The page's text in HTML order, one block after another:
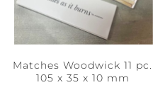
Matches Woodwick 11 pc.
105 x 35 x 10 mm